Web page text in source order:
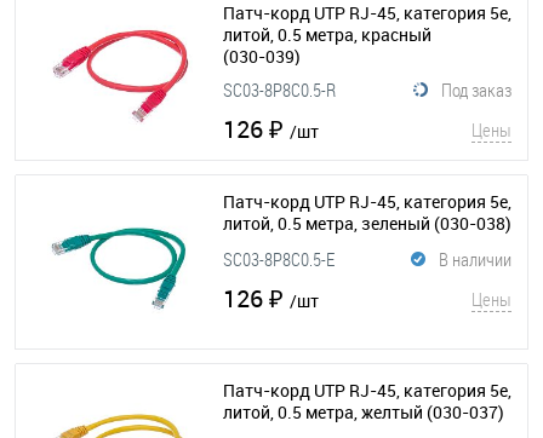
Патч-корд UTP RJ-45, категория 5e,
литой, 0.5 метра, красный
(030-039)
Под заказ
SC03-8P8C0.5-R
126 ₽ /шт Цены
Патч-корд UTP RJ-45, категория 5e,
литой, 0.5 метра, зеленый (030-038)
В наличии
SC03-8P8C0.5-E
126 ₽ /шт Цены
Патч-корд UTP RJ-45, категория 5e,
литой, 0.5 метра, желтый (030-037)